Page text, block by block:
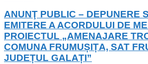
ANUNŢ PUBLIC – DEPUNERE
EMITERE A ACORDULUI DE
PROIECTUL „AMENAJARE
COMUNA FRUMUȘIȚA, SAT
JUDEȚUL GALAȚI”